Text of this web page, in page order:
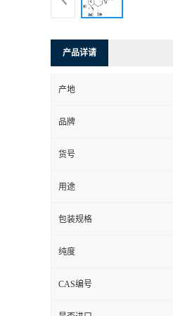
产品详请
产地
品牌
货号
用途
包装规格
纯度
CAS编号